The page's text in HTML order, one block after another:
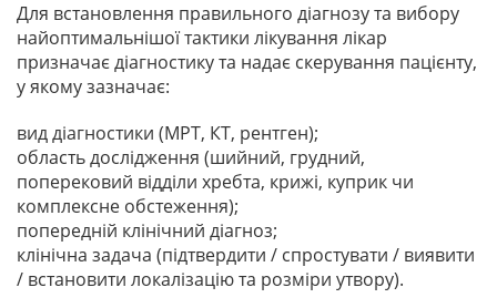
Для встановлення правильного діагнозу та вибору
найоптимальнішої тактики лікування лікар
призначає діагностику та надає скерування пацієнту,
у якому зазначає:
вид діагностики (МРТ, КТ, рентген);
область дослідження (шийний, грудний,
поперековий відділи хребта, крижі, куприк чи
комплексне обстеження);
попередній клінічний діагноз;
клінічна задача (підтвердити / спростувати / виявити
/ встановити локалізацію та розміри утвору).